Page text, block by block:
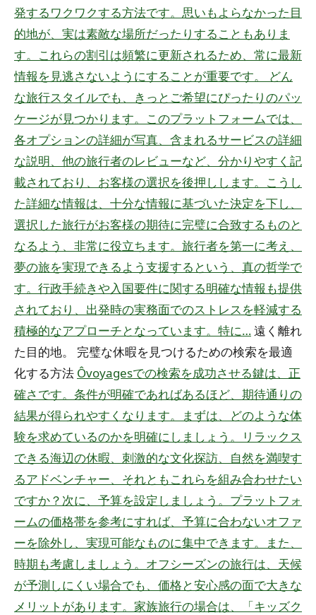
発するワクワクする方法です。思いもよらなかった目
的地が、実は素敵な場所だったりすることもありま
す。これらの割引は頻繁に更新されるため、常に最新
情報を見逃さないようにすることが重要です。 どん
な旅行スタイルでも、きっとご希望にぴったりのパッ
ケージが見つかります。このプラットフォームでは、
各オプションの詳細が写真、含まれるサービスの詳細
な説明、他の旅行者のレビューなど、分かりやすく記
載されており、お客様の選択を後押しします。こうし
た詳細な情報は、十分な情報に基づいた決定を下し、
選択した旅行がお客様の期待に完璧に合致するものと
なるよう、非常に役立ちます。旅行者を第一に考え、
夢の旅を実現できるよう支援するという、真の哲学で
す。行政手続きや入国要件に関する明確な情報も提供
されており、出発時の実務面でのストレスを軽減する
積極的なアプローチとなっています。特に…遠く離れ
た目的地。 完璧な休暇を見つけるための検索を最適
化する方法 Ôvoyagesでの検索を成功させる鍵は、正
確さです。条件が明確であればあるほど、期待通りの
結果が得られやすくなります。まずは、どのような体
験を求めているのかを明確にしましょう。リラックス
できる海辺の休暇、刺激的な文化探訪、自然を満喫す
るアドベンチャー、それともこれらを組み合わせたい
ですか？次に、予算を設定しましょう。プラットフォ
ームの価格帯を参考にすれば、予算に合わないオファ
ーを除外し、実現可能なものに集中できます。また、
時期も考慮しましょう。オフシーズンの旅行は、天候
が予測しにくい場合でも、価格と安心感の面で大きな
メリットがあります。家族旅行の場合は、「キッズク